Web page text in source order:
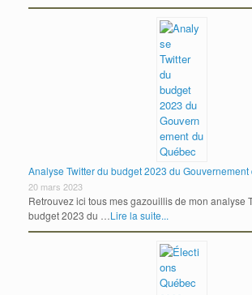
Analyse Twitter du budget 2023 du
20 mars 2023
Retrouvez ici tous mes gazouillis de mon analyse
budget 2023 du …Lire la suite...